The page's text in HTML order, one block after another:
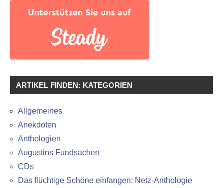
ARTIKEL FINDEN: KATEGORIEN
Allgemeines
Anekdoten
Anthologien
Augustins Fundsachen
CDs
Das flüchtige Schöne einfangen: Netz-Anthologie